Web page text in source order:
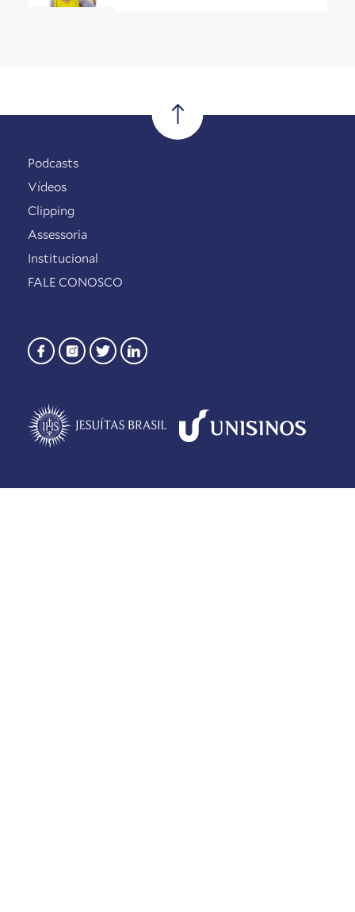
Podcasts
Vídeos
Clipping
Assessoria
Institucional
FALE CONOSCO